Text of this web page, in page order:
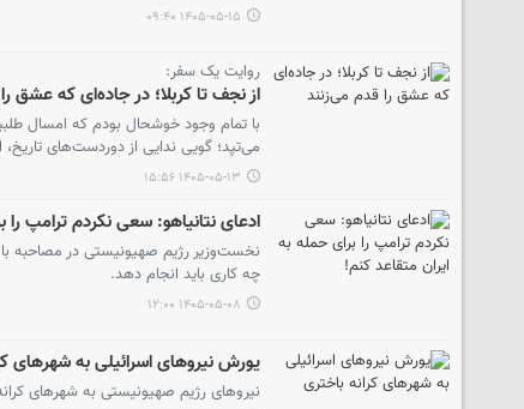
۱۴۰۵-۰۵-۱۵ ۰۹:۴۰
روایت یک سفر:
از نجف تا کربلا؛ در جاده‌ای که عشق
با تمام وجود خوشحال بودم که امسال
می‌تپد؛ گویی ندایی از دوردست‌های
۱۴۰۵-۰۵-۱۳ ۱۵:۵۶
ادعای نتانیاهو: سعی نکردم ترامپ را
نخست‌وزیر رژیم صهیونیستی در مصاحبه
چه کاری باید انجام دهد.
۱۴۰۵-۰۵-۰۸ ۱۲:۰۰
یورش نیروهای اسرائیلی به شهرهای
نیروهای رژیم صهیونیستی به شهرهای